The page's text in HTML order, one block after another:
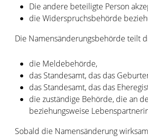
Die andere beteiligte Person
die Widerspruchsbehörde
Die Namensänderungsbehörde teilt
die Meldebehörde,
das Standesamt, das das
das Standesamt, das das
die zuständige Behörde, die an
beziehungsweise
Sobald die Namensänderung